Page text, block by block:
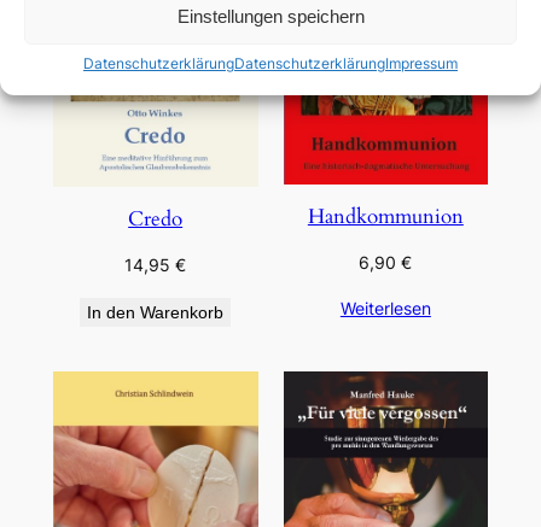
Einstellungen speichern
DatenschutzerklärungDatenschutzerklärungImpressum
Credo
14,95€
In den Warenkorb
Handkommunion
6,90€
Weiterlesen